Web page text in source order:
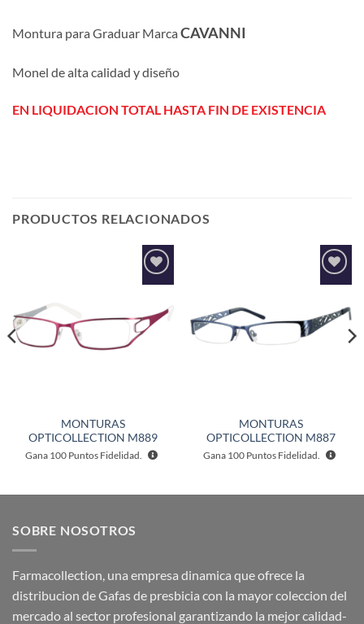
Montura para Graduar Marca CAVANNI
Monel de alta calidad y diseño
EN LIQUIDACION TOTAL HASTA FIN DE EXISTENCIA
PRODUCTOS RELACIONADOS
Añadir
lista de
deseos
MONTURAS
OPTICOLLECTION M889
Gana 100Puntos Fidelidad.
Añadir
lista de
deseos
MONTURAS
OPTICOLLECTION M887
Gana 100Puntos Fidelidad.
SOBRE NOSOTROS
Farmacollection, una empresa dinamica que ofrece la
distribucion de Gafas de presbicia con la mayor coleccion del
mercado al sector profesional garantizando la mejor calidad-